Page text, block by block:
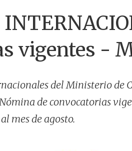
vigentes -
del Ministerio
de convocatorias
mes de agosto.